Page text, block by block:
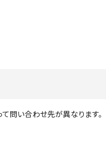
問い合わせ先が異なります。